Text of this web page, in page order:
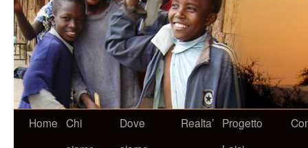
Home Chi
Dove
Realta’ Progetto